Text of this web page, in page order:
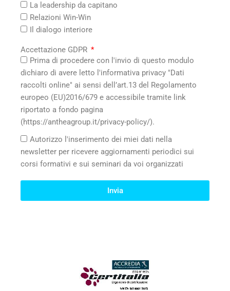
La leadership da capitano
Relazioni Win-Win
Il dialogo interiore
Accettazione GDPR
Prima di procedere con l'invio di questo modulo
dichiaro di avere letto l'informativa privacy "Dati
raccolti online" ai sensi dell’art.13 del Regolamento
europeo (EU)2016/679 e accessibile tramite link
riportato a fondo pagina
(https://antheagroup.it/privacy-policy/).
Autorizzo l'inserimento dei miei dati nella
newsletter per ricevere aggiornamenti periodici sui
corsi formativi e sui seminari da voi organizzati
Invia